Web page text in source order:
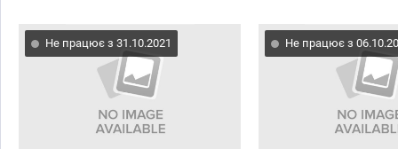
Не працює з 31.10.2021 Не працює з